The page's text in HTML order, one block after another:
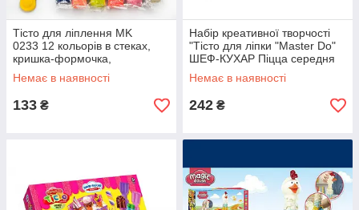
Тісто для ліплення MK
0233 12 кольорів в стеках,
кришка-формочка,
інструменти для ліплення, у
відерці 11-9-7,5см
Немає в наявності
133 ₴
Набір креативної творчості
"Тісто для ліпки "Master Do"
ШЕФ-КУХАР Піцца середня
Данко Тойс
Немає в наявності
242 ₴